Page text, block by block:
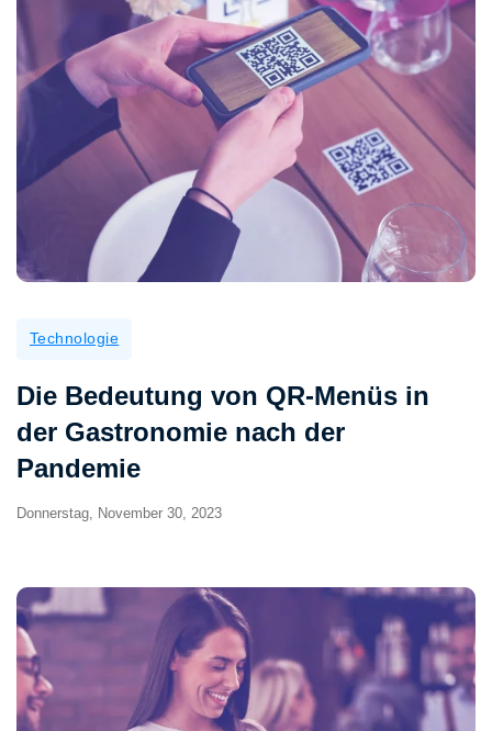
Technologie
Die Bedeutung von QR-Menüs in
der Gastronomie nach der
Pandemie
Donnerstag, November 30, 2023